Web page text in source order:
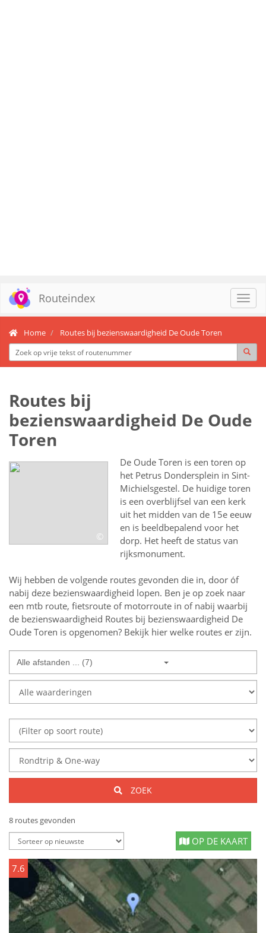
Routeindex
Home Routes bij bezienswaardigheid De Oude Toren
Routes bij
bezienswaardigheid De Oude
Toren
©
De Oude Toren is een toren op
het Petrus Dondersplein in Sint-
Michielsgestel. De huidige toren
is een overblijfsel van een kerk
uit het midden van de 15e eeuw
en is beeldbepalend voor het
dorp. Het heeft de status van
rijksmonument.
Wij hebben de volgende routes gevonden die in, door óf
nabij deze bezienswaardigheid lopen. Ben je op zoek naar
een mtb route, fietsroute of motorroute in of nabij waarbij
de bezienswaardigheid Routes bij bezienswaardigheid De
Oude Toren is opgenomen? Bekijk hier welke routes er zijn.
Alle afstanden ... (7)
ZOEK
8 routes gevonden
OP DE KAART
7.6